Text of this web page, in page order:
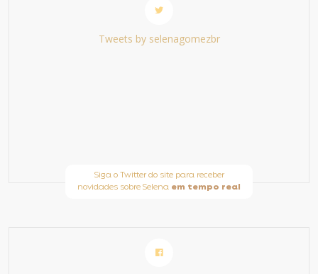
Tweets by selenagomezbr
Siga o Twitter do site para receber
novidades sobre Selena em tempo real